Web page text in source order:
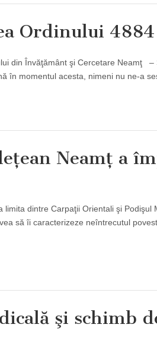
Ordinului 4884
din Învăţământ şi Cercetare Neamţ
în momentul acesta, nimeni nu ne-a
Neamţ a
dintre Carpaţii Orientali şi Podişul
să îi caracterizeze neîntrecutul
şi schimb